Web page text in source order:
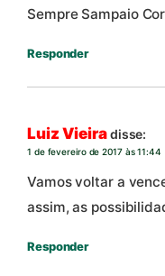
Sempre Sampaio
Responder
Luiz Vieiradisse:
1 de fevereiro de 2017 às 11:44
Vamos voltar a
assim, as
Responder